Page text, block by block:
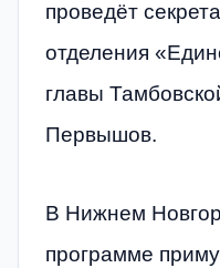
проведёт
отделения
главы
Первышов.
В Нижнем
программе